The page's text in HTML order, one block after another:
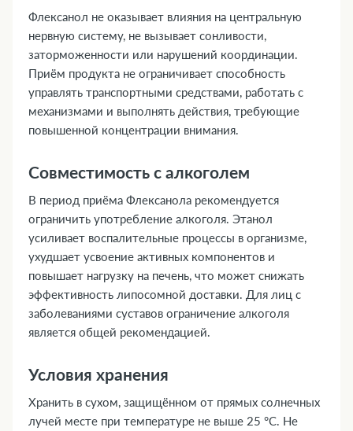
Флексанол не оказывает влияния на центральную
нервную систему, не вызывает сонливости,
заторможенности или нарушений координации.
Приём продукта не ограничивает способность
управлять транспортными средствами, работать с
механизмами и выполнять действия, требующие
повышенной концентрации внимания.
Совместимость с алкоголем
В период приёма Флексанола рекомендуется
ограничить употребление алкоголя. Этанол
усиливает воспалительные процессы в организме,
ухудшает усвоение активных компонентов и
повышает нагрузку на печень, что может снижать
эффективность липосомной доставки. Для лиц с
заболеваниями суставов ограничение алкоголя
является общей рекомендацией.
Условия хранения
Хранить в сухом, защищённом от прямых солнечных
лучей месте при температуре не выше 25 °C. Не